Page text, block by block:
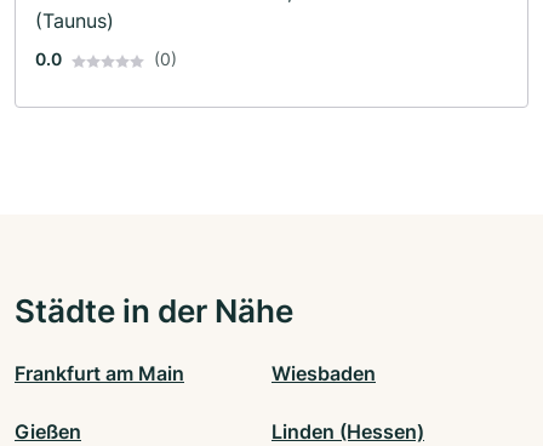
(Taunus)
0.0 (0)
Städte in der Nähe
Frankfurt am Main Wiesbaden
Gießen Linden (Hessen)